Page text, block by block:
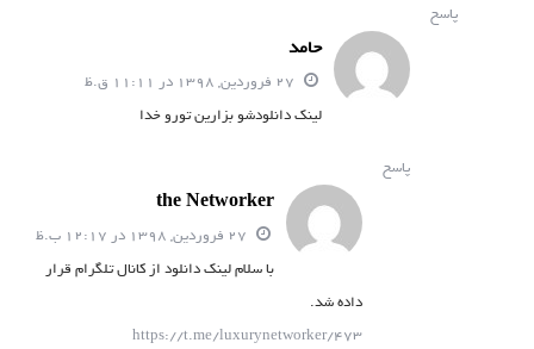
پاسخ
حامد
لینک دانلودشو بزارین تورو خدا
پاسخ
the Networker
با سلام لینک دانلود از کانال تلگرام قرار
داده شد.
https://t.me/luxurynetworker/473